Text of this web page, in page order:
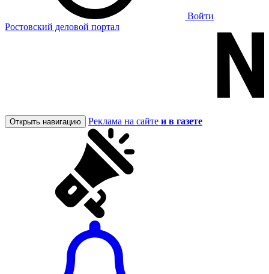
Войти
Ростовский деловой портал
Открыть навигацию Реклама на сайте и в газете